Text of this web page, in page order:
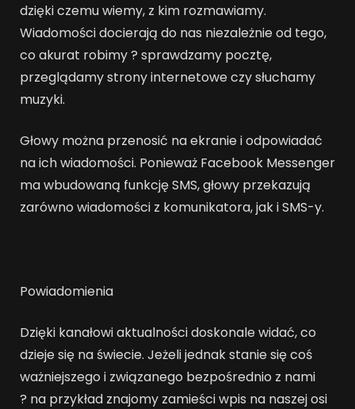
dzięki czemu wiemy, z kim rozmawiamy.
Wiadomości docierają do nas niezależnie od tego,
co akurat robimy ? sprawdzamy pocztę,
przeglądamy strony internetowe czy słuchamy
muzyki.
Głowy można przenosić na ekranie i odpowiadać
na ich wiadomości. Ponieważ Facebook Messenger
ma wbudowaną funkcję SMS, głowy przekazują
zarówno wiadomości z komunikatora, jak i SMS-y.
Powiadomienia
Dzięki kanałowi aktualności doskonale widać, co
dzieje się na świecie. Jeżeli jednak stanie się coś
ważniejszego i związanego bezpośrednio z nami
? na przykład znajomy zamieści wpis na naszej osi